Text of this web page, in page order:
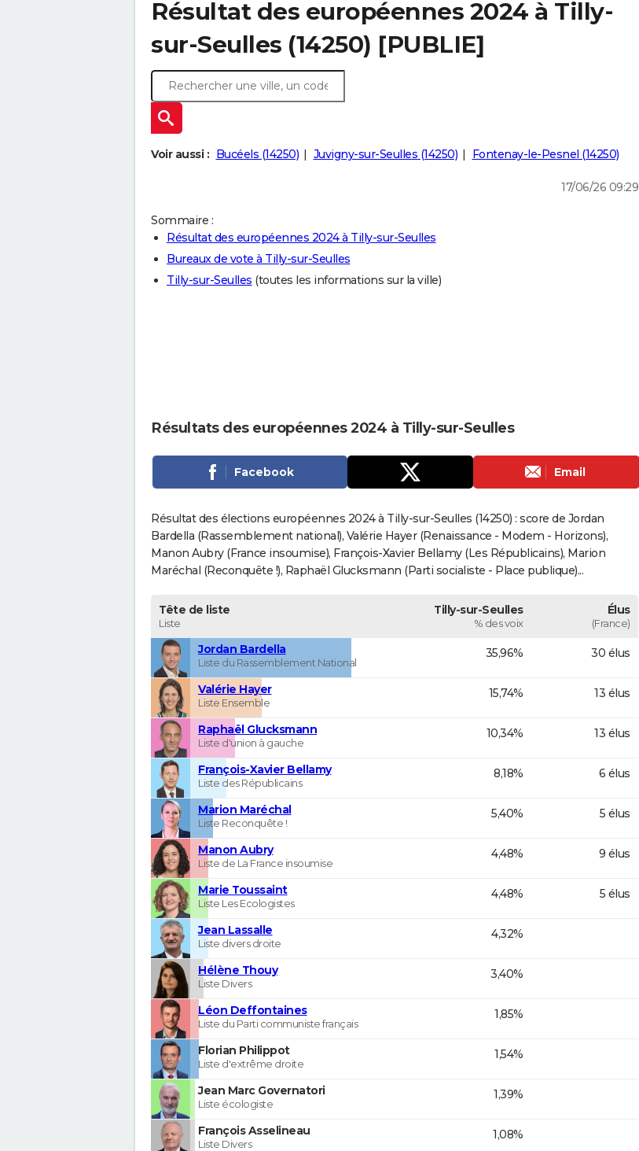
Résultat des européennes 2024 à Tilly-
sur-Seulles (14250) [PUBLIE]
Voir aussi : Bucéels (14250) Juvigny-sur-Seulles (14250) Fontenay-le-Pesnel (14250)
17/06/26 09:29
Sommaire :
Résultat des européennes 2024 à Tilly-sur-Seulles
Bureaux de vote à Tilly-sur-Seulles
Tilly-sur-Seulles (toutes les informations sur la ville)
Résultats des européennes 2024 à Tilly-sur-Seulles
Facebook Email
Résultat des élections européennes 2024 à Tilly-sur-Seulles (14250) : score de Jordan
Bardella (Rassemblement national), Valérie Hayer (Renaissance - Modem - Horizons),
Manon Aubry (France insoumise), François-Xavier Bellamy (Les Républicains), Marion
Maréchal (Reconquête !), Raphaël Glucksmann (Parti socialiste - Place publique)...
Tête de liste
Liste
Tilly-sur-Seulles
% des voix
Élus
(France)
Jordan Bardella
Liste du Rassemblement National
35,96% 30 élus
Valérie Hayer
Liste Ensemble
15,74% 13 élus
Raphaël Glucksmann
Liste d'union à gauche
10,34% 13 élus
François-Xavier Bellamy
Liste des Républicains
8,18% 6 élus
Marion Maréchal
Liste Reconquête !
5,40% 5 élus
Manon Aubry
Liste de La France insoumise
4,48% 9 élus
Marie Toussaint
Liste Les Ecologistes
4,48% 5 élus
Jean Lassalle
Liste divers droite
4,32%
Hélène Thouy
Liste Divers
3,40%
Léon Deffontaines
Liste du Parti communiste français
1,85%
Florian Philippot
Liste d'extrême droite
1,54%
Jean Marc Governatori
Liste écologiste
1,39%
François Asselineau
Liste Divers
1,08%